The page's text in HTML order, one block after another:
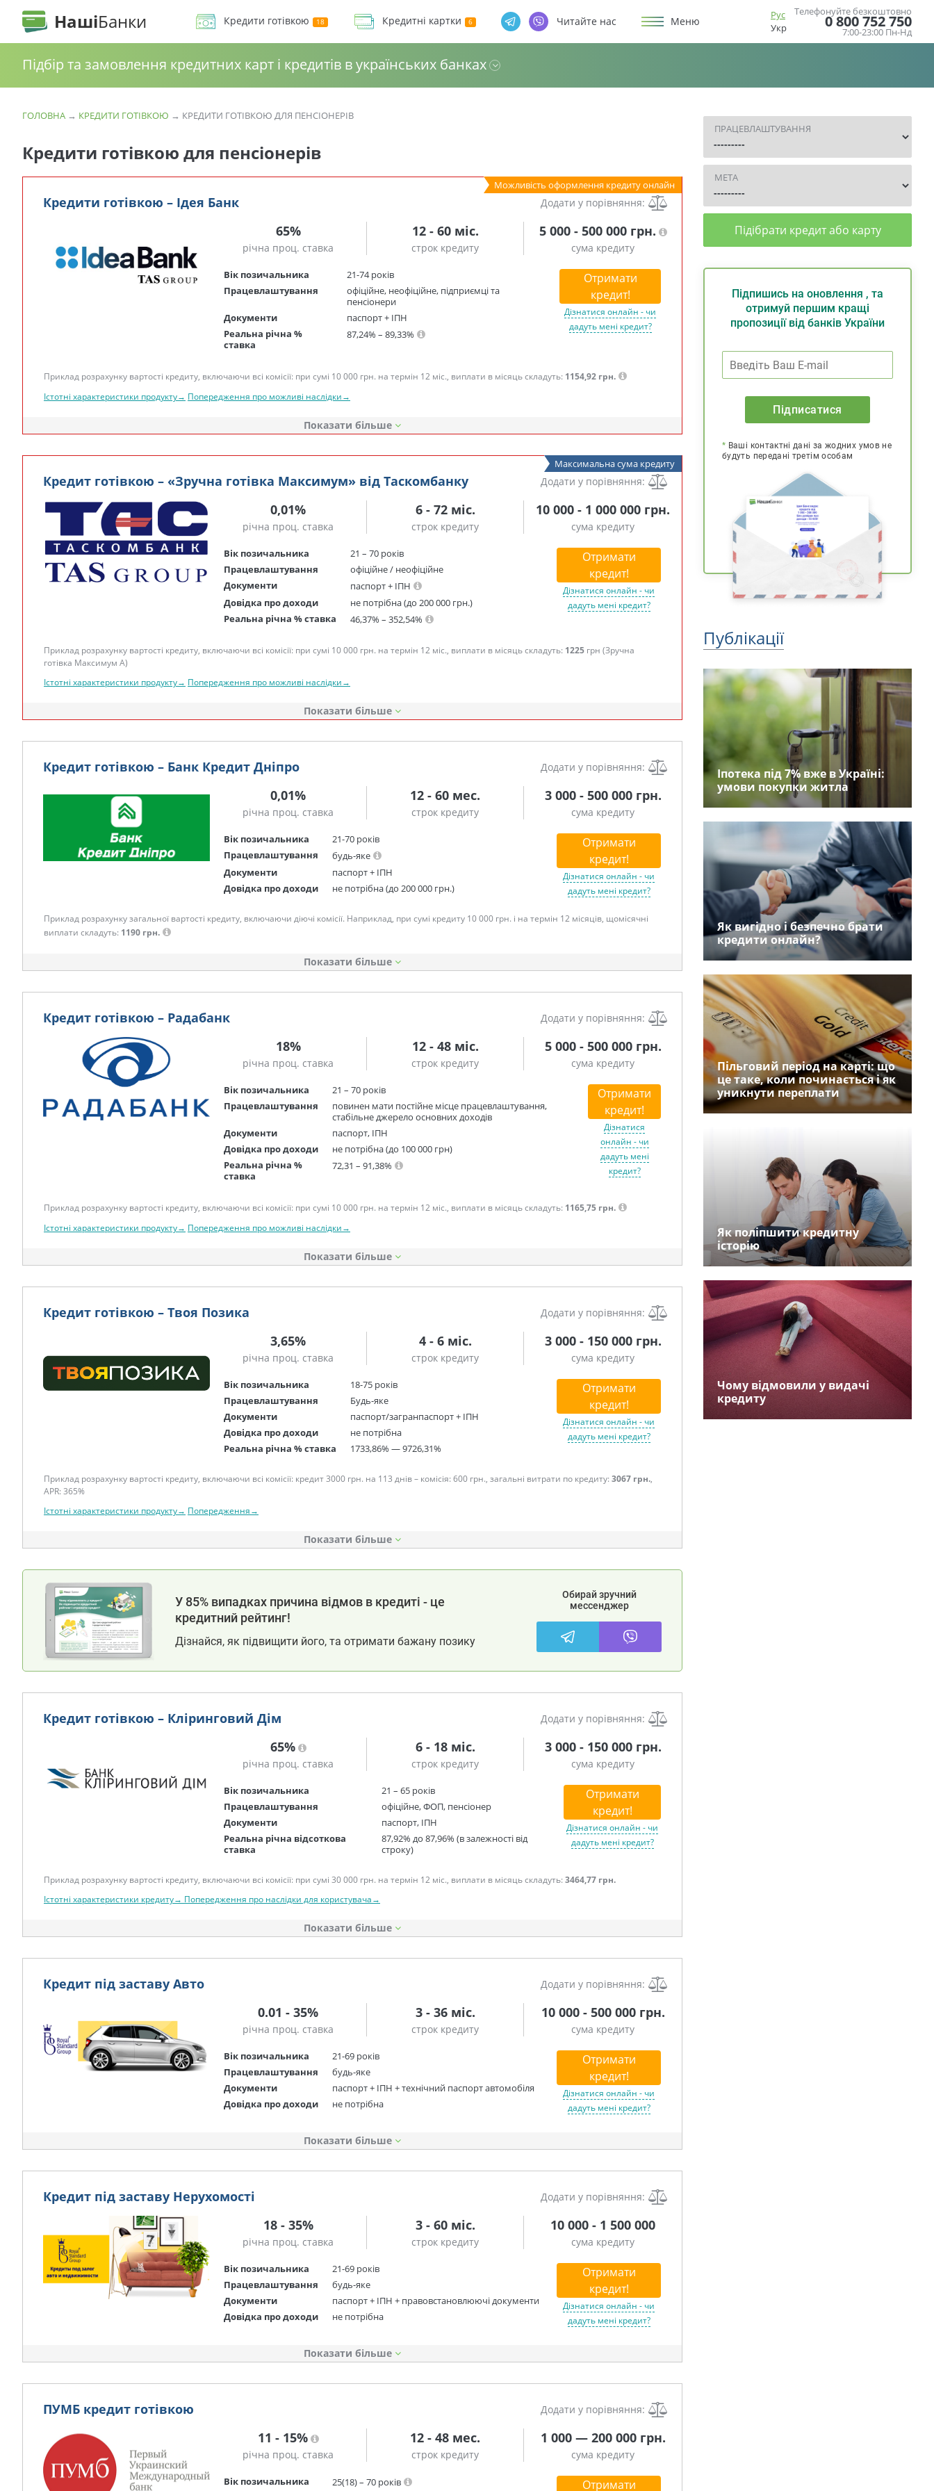
НашіБанки Кредити готівкою Кредитні картки Читайте нас Меню
Рус
Укр
Телефонуйте безкоштовно
0 800 752 750
7:00-23:00 Пн-Нд
Підбір та замовлення кредитних карт і кредитів в українських банках
ГОЛОВНА → КРЕДИТИ ГОТІВКОЮ → КРЕДИТИ ГОТІВКОЮ ДЛЯ ПЕНСІОНЕРІВ
Кредити готівкою для пенсіонерів
Можливість оформлення кредиту онлайн
Кредити готівкою – Ідея Банк Додати у порівняння:
65%
річна проц. ставка
12 - 60 міс.
строк кредиту
5 000 - 500 000 грн.
сума кредиту
Вік позичальника
21-74 років
Працевлаштування
офіційне, неофіційне, підприємці та
пенсіонери
Документи
паспорт + ІПН
Реальна річна %
ставка
87,24% – 89,33%
Отримати
кредит!
Дізнатися онлайн - чи
дадуть мені кредит?
Приклад розрахунку вартості кредиту, включаючи всі комісії: при сумі 10 000 грн. на термін 12 міс., виплати в місяць складуть: 1154,92 грн.
Істотні характеристики продукту→ Попередження про можливі наслідки→
Показати
Максимальна сума кредиту
Кредит готівкою – «Зручна готівка Максимум» від Таскомбанку Додати у порівняння:
0,01%
річна проц. ставка
6 - 72 міс.
строк кредиту
10 000 - 1 000 000 грн.
сума кредиту
Вік позичальника
21 – 70 років
Працевлаштування
офіційне / неофіційне
Документи
паспорт + ІПН
Довідка про доходи
не потрібна (до 200 000 грн.)
Реальна річна % ставка
46,37% – 352,54%
Отримати
кредит!
Дізнатися онлайн - чи
дадуть мені кредит?
Приклад розрахунку вартості кредиту, включаючи всі комісії: при сумі 10 000 грн. на термін 12 міс., виплати в місяць складуть: 1225 грн (Зручна
готівка Максимум А)
Істотні характеристики продукту→ Попередження про можливі наслідки→
Показати
Кредит готівкою – Банк Кредит Дніпро Додати у порівняння:
0,01%
річна проц. ставка
12 - 60 мес.
строк кредиту
3 000 - 500 000 грн.
сума кредиту
Вік позичальника
21-70 років
Працевлаштування
будь-яке
Документи
паспорт + ІПН
Довідка про доходи
не потрібна (до 200 000 грн.)
Отримати
кредит!
Дізнатися онлайн - чи
дадуть мені кредит?
Приклад розрахунку загальної вартості кредиту, включаючи діючі комісії. Наприклад, при сумі кредиту 10 000 грн. і на термін 12 місяців, щомісячні
виплати складуть: 1190 грн.
Показати
Кредит готівкою – Радабанк Додати у порівняння:
18%
річна проц. ставка
12 - 48 міс.
строк кредиту
5 000 - 500 000 грн.
сума кредиту
Вік позичальника
21 – 70 років
Працевлаштування
повинен мати постійне місце працевлаштування,
стабільне джерело основних доходів
Документи
паспорт, ІПН
Довідка про доходи
не потрібна (до 100 000 грн)
Реальна річна %
ставка
72,31 – 91,38%
Отримати
кредит!
Дізнатися
онлайн - чи
дадуть мені
кредит?
Приклад розрахунку вартості кредиту, включаючи всі комісії: при сумі 10 000 грн. на термін 12 міс., виплати в місяць складуть: 1165,75 грн.
Істотні характеристики продукту→ Попередження про можливі наслідки→
Показати
Кредит готівкою – Твоя Позика Додати у порівняння:
3,65%
річна проц. ставка
4 - 6 міс.
строк кредиту
3 000 - 150 000 грн.
сума кредиту
Вік позичальника
18-75 років
Працевлаштування
Будь-яке
Документи
паспорт/загранпаспорт + ІПН
Довідка про доходи
не потрібна
Реальна річна % ставка
1733,86% — 9726,31%
Отримати
кредит!
Дізнатися онлайн - чи
дадуть мені кредит?
Приклад розрахунку вартості кредиту, включаючи всі комісії: кредит 3000 грн. на 113 днів – комісія: 600 грн., загальні витрати по кредиту: 3067 грн.,
APR: 365%
Істотні характеристики продукту→ Попередження→
Показати
У 85% випадках причина відмов в кредиті - це
кредитний рейтинг!
Дізнайся, як підвищити його, та отримати бажану позику
Обирай зручний
мессенджер
Кредит готівкою – Кліринговий Дім Додати у порівняння:
65%
річна проц. ставка
6 - 18 міс.
строк кредиту
3 000 - 150 000 грн.
сума кредиту
Вік позичальника
21 – 65 років
Працевлаштування
офіційне, ФОП, пенсіонер
Документи
паспорт, ІПН
Реальна річна відсоткова
ставка
87,92% до 87,96% (в залежності від
строку)
Отримати
кредит!
Дізнатися онлайн - чи
дадуть мені кредит?
Приклад розрахунку вартості кредиту, включаючи всі комісії: при сумі 30 000 грн. на термін 12 міс., виплати в місяць складуть: 3464,77 грн.
Істотні характеристики кредиту→ Попередження про наслідки для користувача→
Показати
Кредит під заставу Авто Додати у порівняння:
0.01 - 35%
річна проц. ставка
3 - 36 міс.
строк кредиту
10 000 - 500 000 грн.
сума кредиту
Вік позичальника
21-69 років
Працевлаштування
будь-яке
Документи
паспорт + ІПН + технічний паспорт автомобіля
Довідка про доходи
не потрібна
Отримати
кредит!
Дізнатися онлайн - чи
дадуть мені кредит?
Показати
Кредит під заставу Нерухомості Додати у порівняння:
18 - 35%
річна проц. ставка
3 - 60 міс.
строк кредиту
10 000 - 1 500 000
сума кредиту
Вік позичальника
21-69 років
Працевлаштування
будь-яке
Документи
паспорт + ІПН + правовстановлюючі документи
Довідка про доходи
не потрібна
Отримати
кредит!
Дізнатися онлайн - чи
дадуть мені кредит?
Показати
ПУМБ кредит готівкою Додати у порівняння:
11 - 15%
річна проц. ставка
12 - 48 мес.
строк кредиту
1 000 — 200 000 грн.
сума кредиту
Вік позичальника 25(18) – 70 років Отримати
ПРАЦЕВЛАШТУВАННЯ
МЕТА
Підібрати кредит або карту
Підпишись на оновлення , та
отримуй першим кращі
пропозиції від банків України
Підписатися
* Ваші контактні дані за жодних умов не
будуть передані третім особам
Публікації
Іпотека під 7% вже в Україні:
умови покупки житла
Як вигідно і безпечно брати
кредити онлайн?
Пільговий період на карті: що
це таке, коли починається і як
уникнути переплати
Як поліпшити кредитну
історію
Чому відмовили у видачі
кредиту